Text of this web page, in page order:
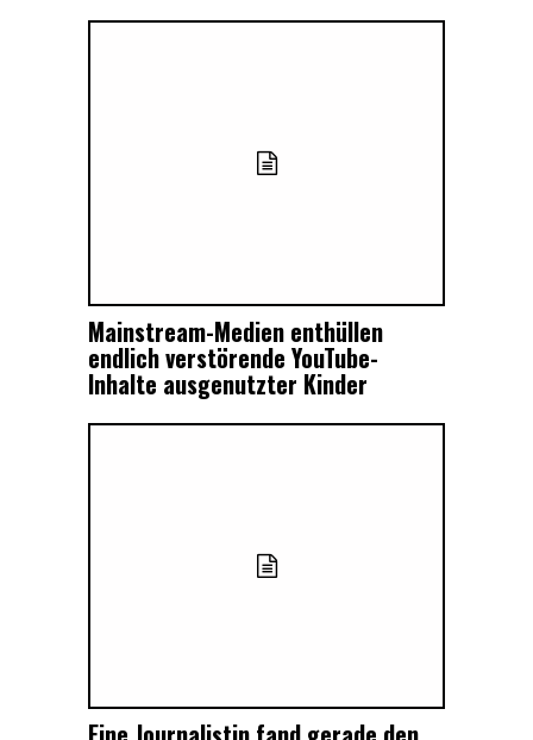
Mainstream-Medien enthüllen
endlich verstörende YouTube-
Inhalte ausgenutzter Kinder